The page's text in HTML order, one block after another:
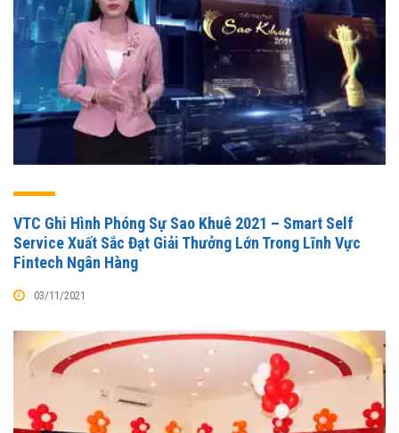
VTC Ghi Hình Phóng Sự Sao Khuê 2021 – Smart Self
Service Xuất Sắc Đạt Giải Thưởng Lớn Trong Lĩnh Vực
Fintech Ngân Hàng
03/11/2021